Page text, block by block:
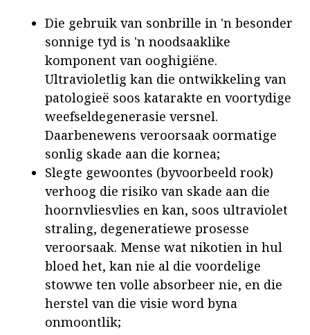
Die gebruik van sonbrille in 'n besonder
sonnige tyd is 'n noodsaaklike
komponent van ooghigiëne.
Ultravioletlig kan die ontwikkeling van
patologieë soos katarakte en voortydige
weefseldegenerasie versnel.
Daarbenewens veroorsaak oormatige
sonlig skade aan die kornea;
Slegte gewoontes (byvoorbeeld rook)
verhoog die risiko van skade aan die
hoornvliesvlies en kan, soos ultraviolet
straling, degeneratiewe prosesse
veroorsaak. Mense wat nikotien in hul
bloed het, kan nie al die voordelige
stowwe ten volle absorbeer nie, en die
herstel van die visie word byna
onmoontlik;